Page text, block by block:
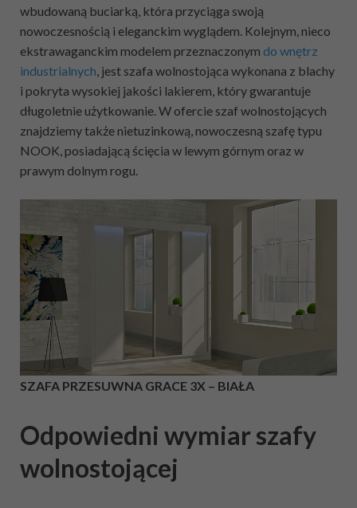
wbudowaną buciarką, która przyciąga swoją
nowoczesnością i eleganckim wyglądem. Kolejnym, nieco
ekstrawaganckim modelem przeznaczonym do wnętrz
industrialnych, jest szafa wolnostojąca wykonana z blachy
i pokryta wysokiej jakości lakierem, który gwarantuje
długoletnie użytkowanie. W ofercie szaf wolnostojących
znajdziemy także nietuzinkową, nowoczesną szafę typu
NOOK, posiadającą ścięcia w lewym górnym oraz w
prawym dolnym rogu.
SZAFA PRZESUWNA GRACE 3X – BIAŁA
Odpowiedni wymiar szafy
wolnostojącej